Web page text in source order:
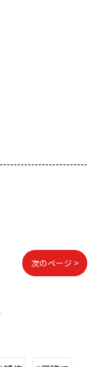
次のページ >